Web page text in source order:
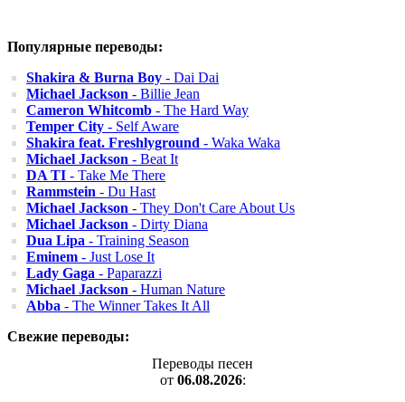
Популярные переводы:
Shakira & Burna Boy - Dai Dai
Michael Jackson - Billie Jean
Cameron Whitcomb - The Hard Way
Temper City - Self Aware
Shakira feat. Freshlyground - Waka Waka
Michael Jackson - Beat It
DA TI - Take Me There
Rammstein - Du Hast
Michael Jackson - They Don't Care About Us
Michael Jackson - Dirty Diana
Dua Lipa - Training Season
Eminem - Just Lose It
Lady Gaga - Paparazzi
Michael Jackson - Human Nature
Abba - The Winner Takes It All
Свежие переводы:
Переводы песен
от 06.08.2026: